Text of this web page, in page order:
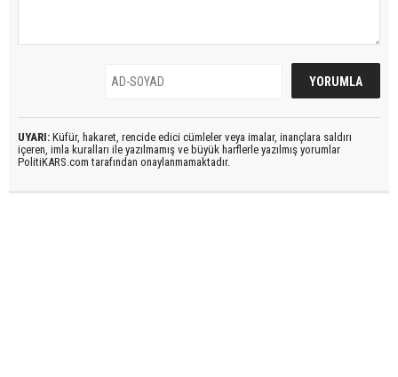
UYARI: Küfür, hakaret, rencide edici cümleler veya imalar, inançlara saldırı
içeren, imla kuralları ile yazılmamış ve büyük harflerle yazılmış yorumlar
PolitiKARS.com tarafından onaylanmamaktadır.